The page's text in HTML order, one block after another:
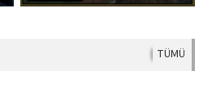
TÜMÜ